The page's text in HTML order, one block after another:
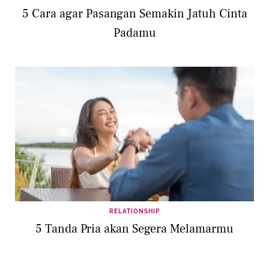
5 Cara agar Pasangan Semakin Jatuh Cinta
Padamu
RELATIONSHIP
5 Tanda Pria akan Segera Melamarmu